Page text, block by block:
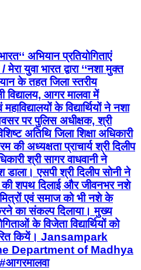
अभियान प्रतियोगिताएं
युवा भारत द्वारा ‘‘नशा मुक्त
के तहत जिला स्तरीय
विद्यालय, आगर मालवा में
के विद्यार्थियों ने नशा
पर पुलिस अधीक्षक, श्री
अतिथि जिला शिक्षा अधिकारी
अध्यक्षता प्राचार्य श्री दिलीप
श्री सागर वाधवानी ने
एसपी श्री दिलीप सोनी ने
शपथ दिलाई और जीवनभर नशे
एवं समाज को भी नशे के
का संकल्प दिलाया। मुख्य
के विजेता विद्यार्थियों को
कियें। Jansampark
Department of Madhya